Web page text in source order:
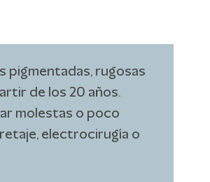
pigmentadas, rugosas
de los 20 años.
molestas o poco
electrocirugía o